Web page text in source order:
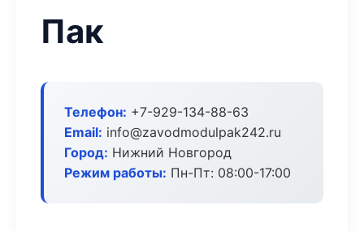
Пак
Телефон: +7-929-134-88-63
Email: info@zavodmodulpak242.ru
Город: Нижний Новгород
Режим работы: Пн-Пт: 08:00-17:00